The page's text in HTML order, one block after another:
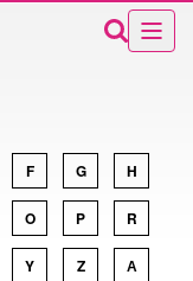
F G H
O P R
Y Z А